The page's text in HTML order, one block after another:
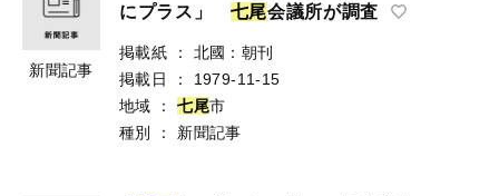
新聞記事
にプラス」 七尾会議所が調査
掲載紙 ：
北國：朝刊
掲載日
：
1979-11-15
地域
： 七尾市
種別
： 新聞記事